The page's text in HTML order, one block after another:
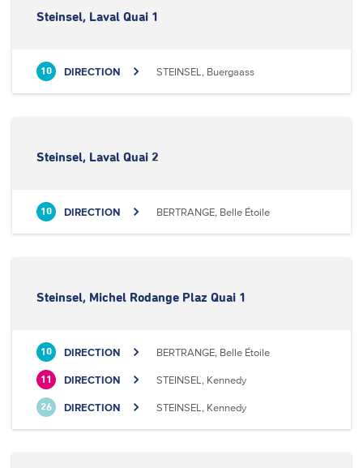
Steinsel, Laval Quai 1
10 DIRECTION STEINSEL, Buergaass
Steinsel, Laval Quai 2
10 DIRECTION BERTRANGE, Belle Étoile
Steinsel, Michel Rodange Plaz Quai 1
10 DIRECTION BERTRANGE, Belle Étoile
11 DIRECTION STEINSEL, Kennedy
26 DIRECTION STEINSEL, Kennedy